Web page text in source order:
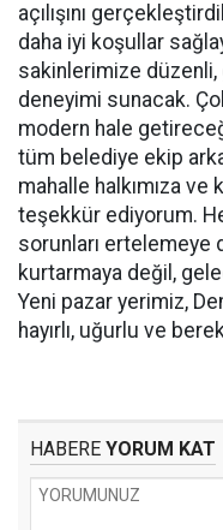
açılışını
daha iyi koşullar
sakinlerimize düzenli,
deneyimi sunacak.
modern hale
tüm belediye ekip
mahalle halkımıza
teşekkür ediyorum.
sorunları ertelemeye
kurtarmaya değil,
Yeni pazar yerimiz,
hayırlı, uğurlu ve
HABERE YORUM KAT